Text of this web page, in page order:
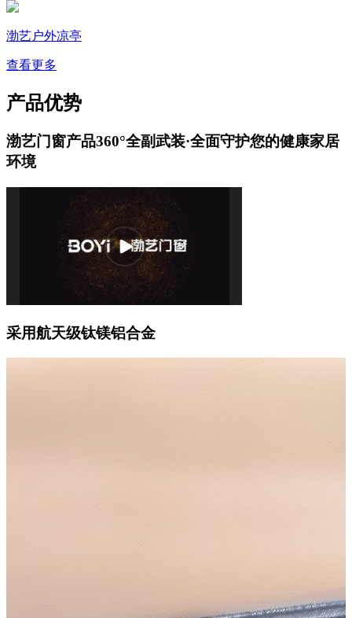
渤艺户外凉亭
查看更多
产品优势
渤艺门窗产品360°全副武装·全面守护您的健康家居
环境
采用航天级钛镁铝合金